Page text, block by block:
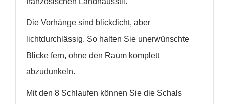
Die Vorhänge sind blickdicht, aber
lichtdurchlässig. So halten Sie unerwünschte
Blicke fern, ohne den Raum komplett
abzudunkeln.
Mit den 8 Schlaufen können Sie die Schals
add_circle_outline
erstellen